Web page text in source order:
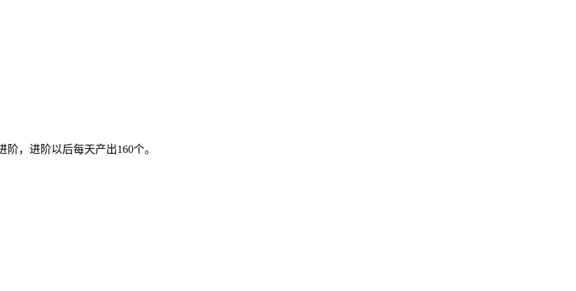
，进阶以后每天产出160个。